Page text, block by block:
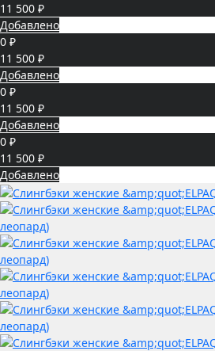
11 500 ₽
Добавлено
0 ₽
11 500 ₽
Добавлено
0 ₽
11 500 ₽
Добавлено
0 ₽
11 500 ₽
Добавлено